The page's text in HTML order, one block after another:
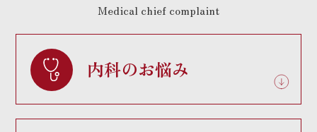
Medical chief complaint
内科のお悩み